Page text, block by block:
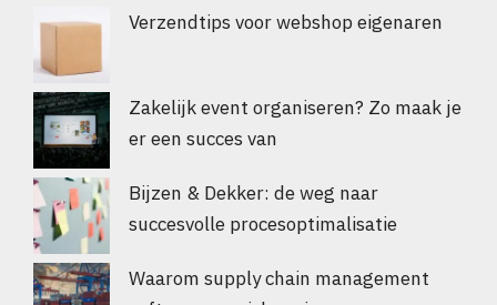
Verzendtips voor webshop eigenaren
Zakelijk event organiseren? Zo maak je
er een succes van
Bijzen & Dekker: de weg naar
succesvolle procesoptimalisatie
Waarom supply chain management